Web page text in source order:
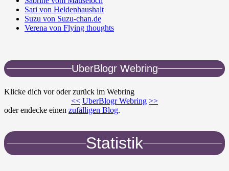
Sari von Heldenhaushalt
Suzu von Suzu-chan.de
Verena von Flying thoughts
UberBlogr Webring
Klicke dich vor oder zurück im Webring
<< UberBlogr Webring >>
oder endecke einen zufälligen Blog.
Statistik